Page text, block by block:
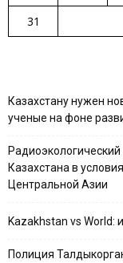
31
Казахстану нужен
ученые на фоне
Казахстана в
Центральной Азии
Kazakhstan vs World:
Полиция